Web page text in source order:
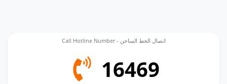
Call Hotline Number - اتصال الخط الساخن
16469